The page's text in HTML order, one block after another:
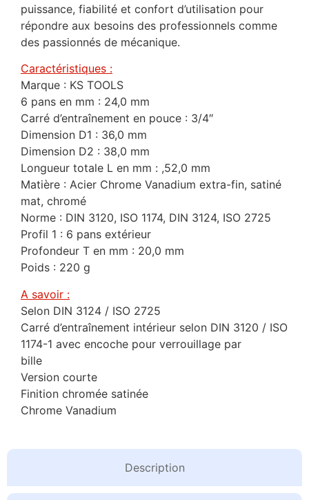
Description
puissance, fiabilité et confort d’utilisation pour
répondre aux besoins des professionnels comme
des passionnés de mécanique.
Caractéristiques :
Marque : KS TOOLS
6 pans en mm : 24,0 mm
Carré d’entraînement en pouce : 3/4″
Dimension D1 : 36,0 mm
Dimension D2 : 38,0 mm
Longueur totale L en mm : ,52,0 mm
Matière : Acier Chrome Vanadium extra-fin, satiné
mat, chromé
Norme : DIN 3120, ISO 1174, DIN 3124, ISO 2725
Profil 1 : 6 pans extérieur
Profondeur T en mm : 20,0 mm
Poids : 220 g
A savoir :
Selon DIN 3124 / ISO 2725
Carré d’entraînement intérieur selon DIN 3120 / ISO
1174-1 avec encoche pour verrouillage par
bille
Version courte
Finition chromée satinée
Chrome Vanadium